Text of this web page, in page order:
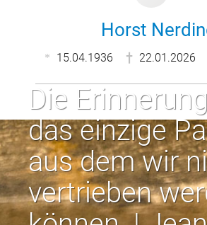
Horst
15.04.1936 22.01.2026
Die
das einzige
aus dem wir
vertrieben